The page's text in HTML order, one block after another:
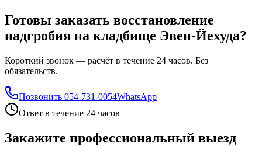
Готовы заказать восстановление
надгробия на кладбище Эвен-Йехуда?
Короткий звонок — расчёт в течение 24 часов. Без
обязательств.
Позвонить 054-731-0054WhatsApp
Ответ в течение 24 часов
Закажите профессиональный выезд